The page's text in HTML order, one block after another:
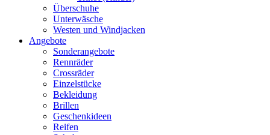
Überschuhe
Unterwäsche
Westen und Windjacken
Angebote
Sonderangebote
Rennräder
Crossräder
Einzelstücke
Bekleidung
Brillen
Geschenkideen
Reifen